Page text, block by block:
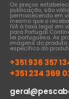
Os preços
publicação, são
permanecendo em
mesmo que o
IVA à taxa legal em
para Portugal
lei portuguesa. As
imagens do
específico do
+351 936 357
+351 234 369